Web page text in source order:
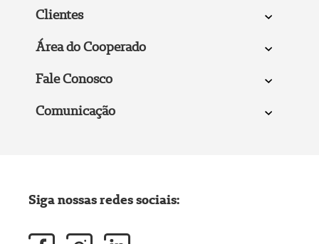
Clientes
Área do Cooperado
Fale Conosco
Comunicação
Siga nossas redes sociais: